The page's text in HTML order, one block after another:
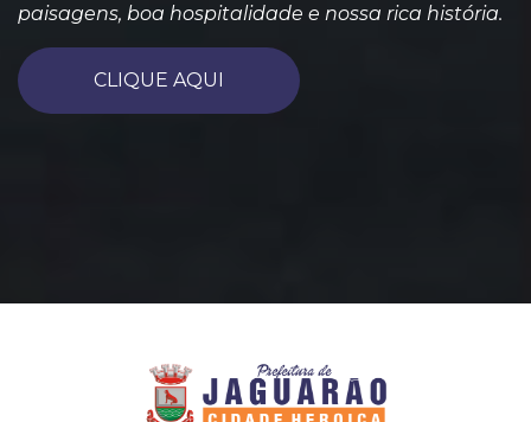
paisagens, boa hospitalidade e nossa rica história.
CLIQUE AQUI